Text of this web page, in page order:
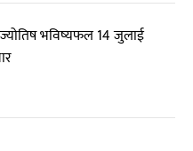
भविष्यफल 14 जुलाई